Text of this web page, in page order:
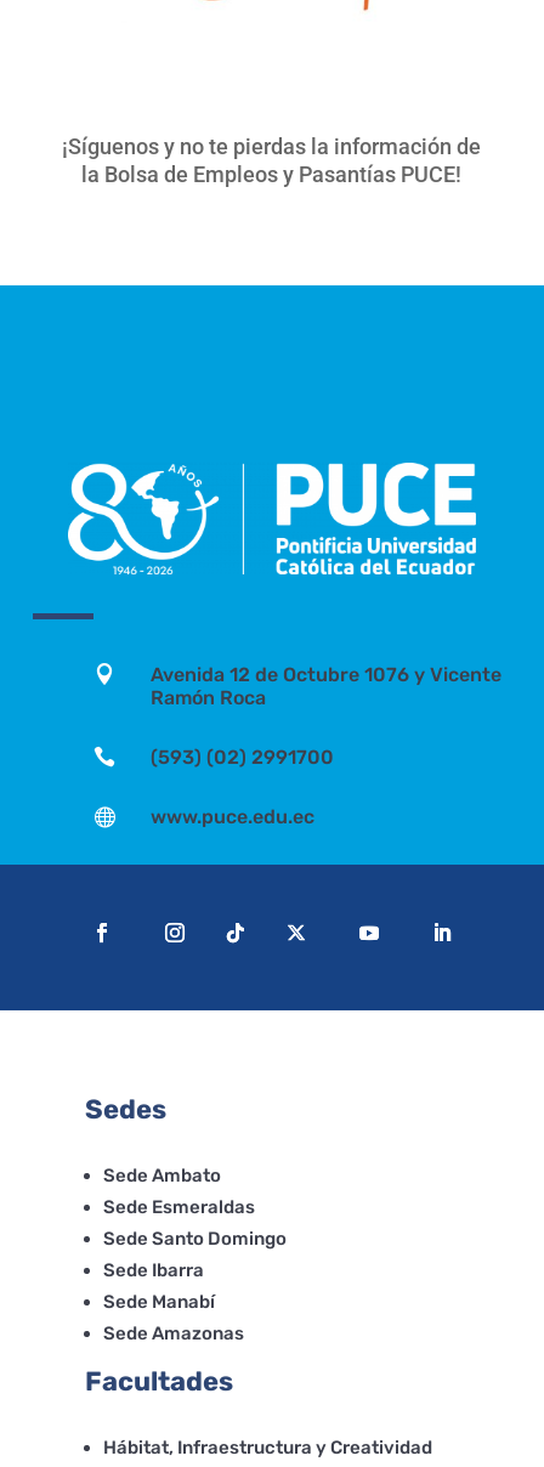
¡Síguenos y no te pierdas la información de
la Bolsa de Empleos y Pasantías PUCE!

Avenida 12 de Octubre 1076 y Vicente
Ramón Roca
 (593) (02) 2991700
 www.puce.edu.ec
Sedes
Sede Ambato
Sede Esmeraldas
Sede Santo Domingo
Sede Ibarra
Sede Manabí
Sede Amazonas
Facultades
Hábitat, Infraestructura y Creatividad